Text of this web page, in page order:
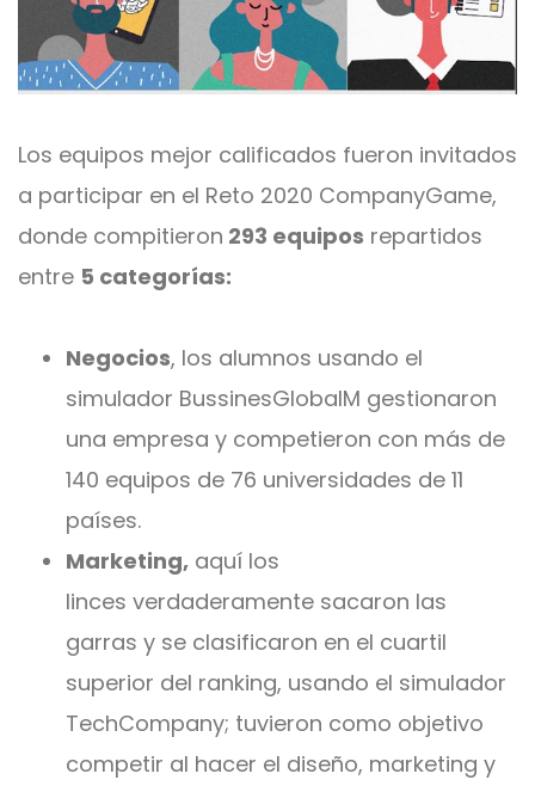
Los equipos mejor calificados fueron invitados
a participar en el Reto 2020 CompanyGame,
donde compitieron 293 equipos repartidos
entre 5 categorías:
Negocios, los alumnos usando el
simulador BussinesGlobalM gestionaron
una empresa y competieron con más de
140 equipos de 76 universidades de 11
países.
Marketing, aquí los
linces verdaderamente sacaron las
garras y se clasificaron en el cuartil
superior del ranking, usando el simulador
TechCompany; tuvieron como objetivo
competir al hacer el diseño, marketing y